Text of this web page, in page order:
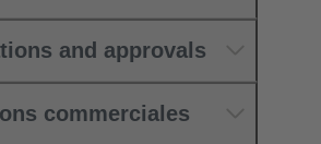
and approvals
commerciales